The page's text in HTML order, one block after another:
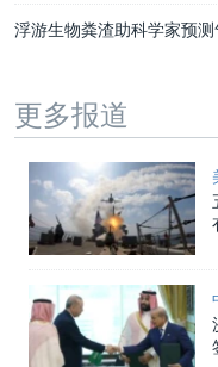
浮游生物粪渣助科学家预
更多报道